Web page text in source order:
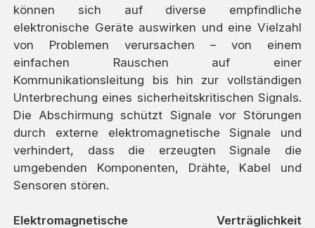
können sich auf diverse empfindliche
elektronische Geräte auswirken und eine Vielzahl
von Problemen verursachen – von einem
einfachen Rauschen auf einer
Kommunikationsleitung bis hin zur vollständigen
Unterbrechung eines sicherheitskritischen Signals.
Die Abschirmung schützt Signale vor Störungen
durch externe elektromagnetische Signale und
verhindert, dass die erzeugten Signale die
umgebenden Komponenten, Drähte, Kabel und
Sensoren stören.
Elektromagnetische Verträglichkeit